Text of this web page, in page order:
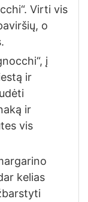
Virti vis
o
į
ir
ir
vis
kelias